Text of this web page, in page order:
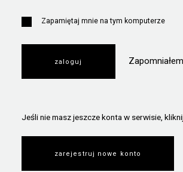
Zapamiętaj mnie na tym komputerze
Jeśli nie masz jeszcze konta w serwisie,
zarejestruj nowe konto